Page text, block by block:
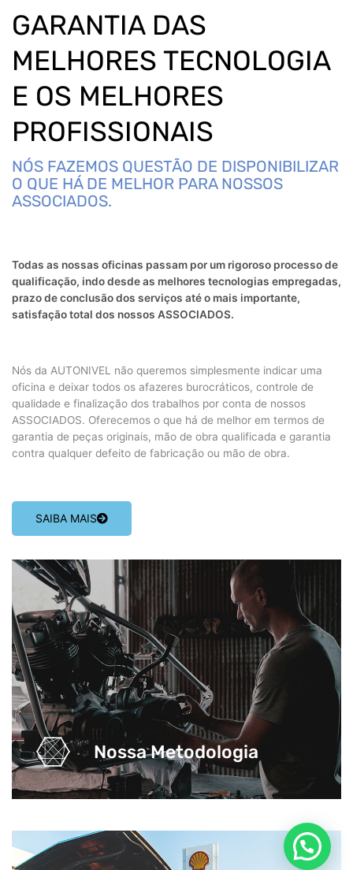
GARANTIA DAS
MELHORES TECNOLOGIA
E OS MELHORES
PROFISSIONAIS
NÓS FAZEMOS QUESTÃO DE DISPONIBILIZAR
O QUE HÁ DE MELHOR PARA NOSSOS
ASSOCIADOS.
Todas as nossas oficinas passam por um rigoroso processo de
qualificação, indo desde as melhores tecnologias empregadas,
prazo de conclusão dos serviços até o mais importante,
satisfação total dos nossos ASSOCIADOS.
Nós da AUTONIVEL não queremos simplesmente indicar uma
oficina e deixar todos os afazeres burocráticos, controle de
qualidade e finalização dos trabalhos por conta de nossos
ASSOCIADOS. Oferecemos o que há de melhor em termos de
garantia de peças originais, mão de obra qualificada e garantia
contra qualquer defeito de fabricação ou mão de obra.
SAIBA MAIS
Nossa Metodologia